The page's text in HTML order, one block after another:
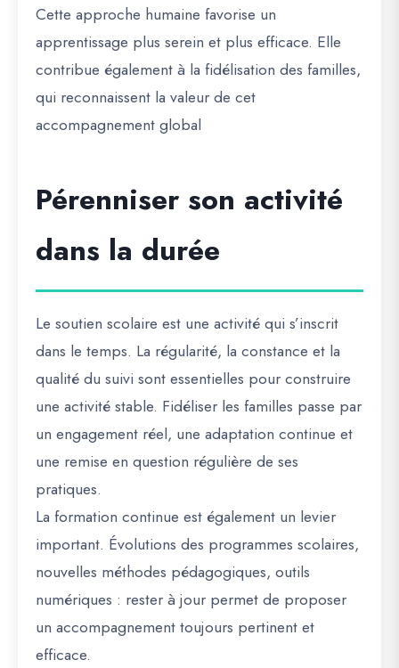
Cette approche humaine favorise un
apprentissage plus serein et plus efficace. Elle
contribue également à la fidélisation des familles,
qui reconnaissent la valeur de cet
accompagnement global
Pérenniser son activité
dans la durée
Le soutien scolaire est une activité qui s’inscrit
dans le temps. La régularité, la constance et la
qualité du suivi sont essentielles pour construire
une activité stable. Fidéliser les familles passe par
un engagement réel, une adaptation continue et
une remise en question régulière de ses
pratiques.
La formation continue est également un levier
important. Évolutions des programmes scolaires,
nouvelles méthodes pédagogiques, outils
numériques : rester à jour permet de proposer
un accompagnement toujours pertinent et
efficace.